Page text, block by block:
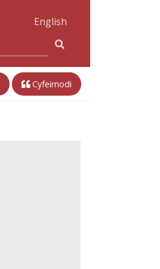
English
Cyfeirnodi